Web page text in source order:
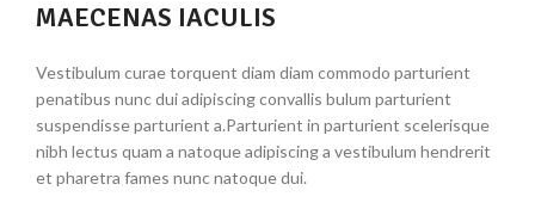
MAECENAS IACULIS
Vestibulum curae torquent diam diam commodo parturient
penatibus nunc dui adipiscing convallis bulum parturient
suspendisse parturient a.Parturient in parturient scelerisque
nibh lectus quam a natoque adipiscing a vestibulum hendrerit
et pharetra fames nunc natoque dui.